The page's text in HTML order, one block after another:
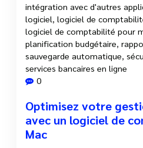
intégration avec d'autres
logiciel logiciel de
logiciel de comptabilité pour
planification budgétaire
sauvegarde automatique
services bancaires en ligne
0
Optimisez votre
avec un logiciel de
Mac